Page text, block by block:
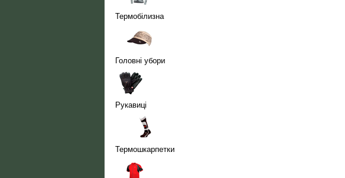
Термобілизна
Головні убори
Рукавиці
Термошкарпетки